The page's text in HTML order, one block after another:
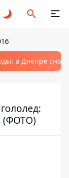
в Днепре
(ФОТО)